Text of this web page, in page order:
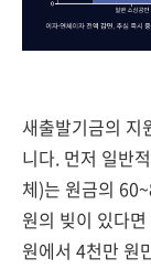
새출발기금의 지
니다. 먼저 일반
체)는 원금의
원의 빚이 있다
원에서 4천만 원